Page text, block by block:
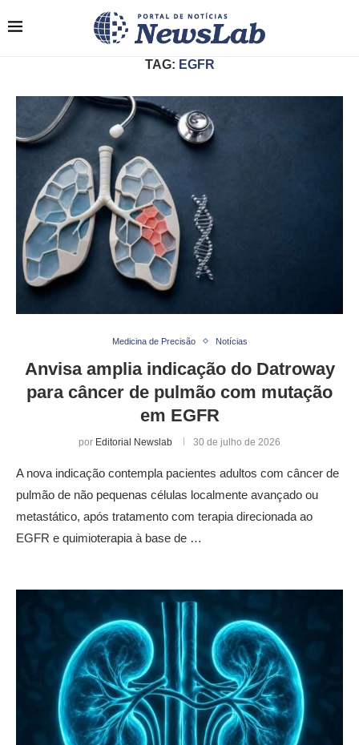
TAG: EGFR
Medicina de Precisão Notícias
Anvisa amplia indicação do Datroway
para câncer de pulmão com mutação
em EGFR
por Editorial Newslab 30 de julho de 2026
A nova indicação contempla pacientes adultos com câncer de
pulmão de não pequenas células localmente avançado ou
metastático, após tratamento com terapia direcionada ao
EGFR e quimioterapia à base de …